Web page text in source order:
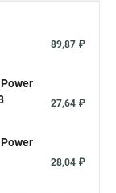
89,87 ₽
27,64 ₽
28,04 ₽